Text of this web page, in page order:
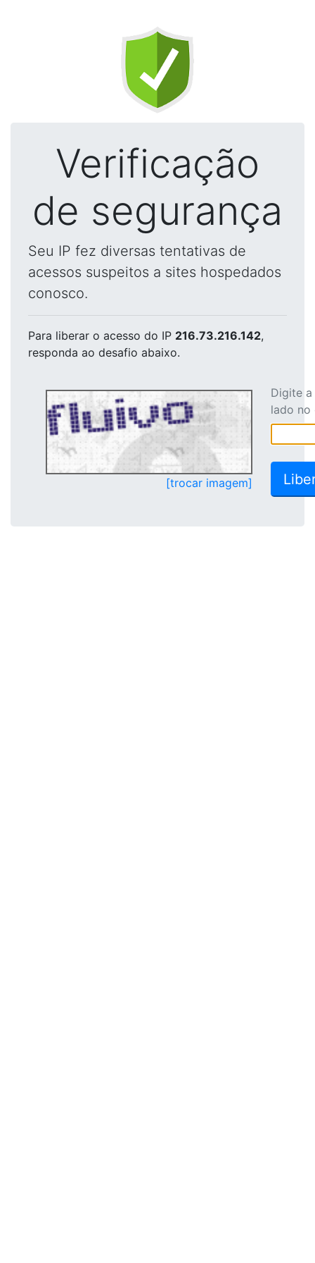
Verificação
de segurança
Seu IP fez diversas tentativas de
acessos suspeitos a sites hospedados
conosco.
Para liberar o acesso do IP 216.73.216.142,
responda ao desafio abaixo.
[trocar imagem]
Digite
lado no